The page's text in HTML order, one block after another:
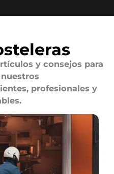
y consejos para
profesionales y